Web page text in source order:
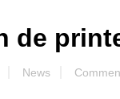
de
News